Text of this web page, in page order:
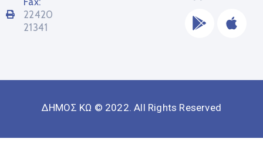
22420
21341
ΔΗΜΟΣ ΚΩ © 2022. All Rights Reserved